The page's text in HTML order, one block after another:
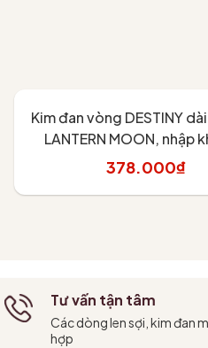
Kim đan vòng DESTINY
LANTERN MOON, nhập
KnitPro
378.000₫
Tư vấn tận tâm
Các dòng len sợi, kim đan
hợp